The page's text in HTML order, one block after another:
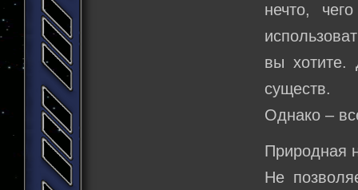
нечто,
вы хотите.
существ.
Однако –
Природная
Не